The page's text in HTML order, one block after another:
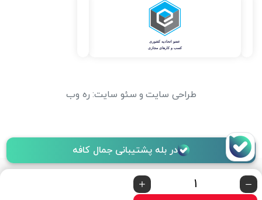
در بله پشتیبانی جمال کافه
طراحی سایت و سئو سایت: ره وب